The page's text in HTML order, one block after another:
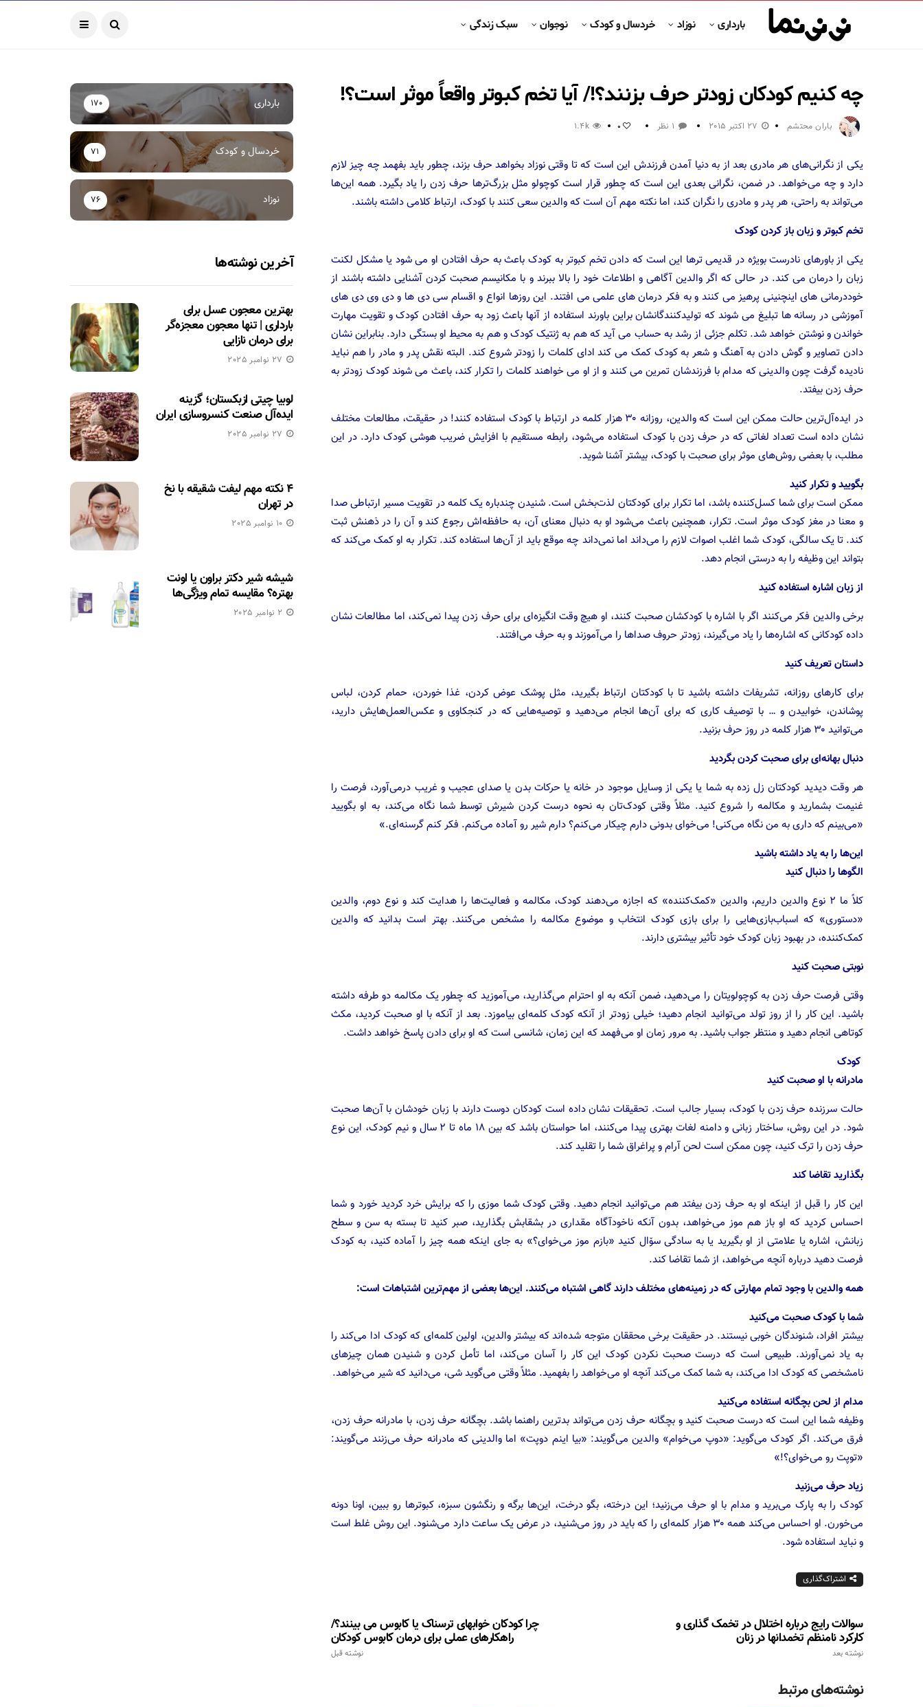
بارداری نوزاد خردسال و کودک نوجوان سبک زندگی
چه کنیم کودکان زودتر حرف بزنند؟!/ آیا تخم کبوتر واقعاً موثر است؟!
باران محتشم 27 اکتبر 2015 1 نظر 0
1.4k
یکی از نگرانی‌های هر مادری بعد از به دنیا آمدن فرزندش این است که تا وقتی نوزاد بخواهد حرف بزند، چطور باید بفهمد چه چیز لازم
دارد و چه می‌خواهد. در ضمن، نگرانی بعدی این است که چطور قرار است کوچولو مثل بزرگ‌ترها حرف زدن را یاد بگیرد. همه این‌ها
می‌تواند به راحتی، هر پدر و مادری را نگران کند، اما نکته مهم آن است که والدین سعی کنند با کودک، ارتباط کلامی داشته باشند.
تخم کبوتر و زبان باز کردن کودک
یکی از باورهای نادرست بویژه در قدیمی ترها این است که دادن تخم کبوتر به کودک باعث به حرف افتادن او می شود یا مشکل لکنت
زبان را درمان می کند. در حالی که اگر والدین آگاهی و اطلاعات خود را بالا ببرند و با مکانیسم صحبت کردن آشنایی داشته باشند از
خوددرمانی های اینچنینی پرهیز می کنند و به فکر درمان های علمی می افتند. این روزها انواع و اقسام سی دی ها و دی وی دی های
آموزشی در رسانه ها تبلیغ می شوند که تولیدکنندگانشان براین باورند استفاده از آنها باعث زود به حرف افتادن کودک و تقویت مهارت
خواندن و نوشتن خواهد شد. تکلم جزئی از رشد به حساب می آید که هم به ژنتیک کودک و هم به محیط او بستگی دارد. بنابراین نشان
دادن تصاویر و گوش دادن به آهنگ و شعر به کودک کمک می کند ادای کلمات را زودتر شروع کند. البته نقش پدر و مادر را هم نباید
نادیده گرفت چون والدینی که مدام با فرزندشان تمرین می کنند و از او می خواهند کلمات را تکرار کند، باعث می شوند کودک زودتر به
حرف زدن بیفتد.
در ایده‌آل‌ترین حالت ممکن این است که والدین، روزانه ۳۰ هزار کلمه در ارتباط با کودک استفاده کنند! در حقیقت، مطالعات مختلف
نشان داده است تعداد لغاتی که در حرف زدن با کودک استفاده می‌شود، رابطه مستقیم با افزایش ضریب هوشی کودک دارد. در این
مطلب، با بعضی روش‌های موثر برای صحبت با کودک، بیشتر آشنا شوید.
بگویید و تکرار کنید
ممکن است برای شما کسل‌کننده باشد، اما تکرار برای کودکتان لذت‌بخش است. شنیدن چندباره یک کلمه در تقویت مسیر ارتباطی صدا
و معنا در مغز کودک موثر است. تکرار، همچنین باعث می‌شود او به دنبال معنای آن، به حافظه‌اش رجوع کند و آن را در ذهنش ثبت
کند. تا یک سالگی، کودک شما اغلب اصوات لازم را می‌داند اما نمی‌داند چه موقع باید از آن‌ها استفاده کند. تکرار به او کمک می‌کند که
بتواند این وظیفه را به درستی انجام دهد.
از زبان اشاره استفاده کنید
برخی والدین فکر می‌کنند اگر با اشاره با کودکشان صحبت کنند، او هیچ وقت انگیزه‌ای برای حرف زدن پیدا نمی‌کند، اما مطالعات نشان
داده کودکانی که اشاره‌ها را یاد می‌گیرند، زودتر حروف صداها را می‌آموزند و به حرف می‌افتند.
داستان تعریف کنید
برای کارهای روزانه، تشریفات داشته باشید تا با کودکتان ارتباط بگیرید، مثل پوشک عوض کردن، غذا خوردن، حمام کردن، لباس
پوشاندن، خوابیدن و … با توصیف کاری که برای آن‌ها انجام می‌دهید و توصیه‌هایی که در کنجکاوی و عکس‌العمل‌هایش دارید،
می‌توانید ۳۰ هزار کلمه در روز حرف بزنید.
دنبال بهانه‌ای برای صحبت کردن بگردید
هر وقت دیدید کودکتان زل زده به شما یا یکی از وسایل موجود در خانه یا حرکات بدن یا صدای عجیب و غریب درمی‌آورد، فرصت را
غنیمت بشمارید و مکالمه را شروع کنید. مثلاً وقتی کودک‌تان به نحوه درست کردن شیرش توسط شما نگاه می‌کند، به او بگویید
«می‌بینم که داری به من نگاه می‌کنی! می‌خوای بدونی دارم چیکار می‌کنم؟ دارم شیر رو آماده می‌کنم. فکر کنم گرسنه‌ای.»
این‌ها را به یاد داشته باشید
الگوها را دنبال کنید
کلاً ما ۲ نوع والدین داریم، والدین «کمک‌کننده» که اجازه می‌دهند کودک، مکالمه و فعالیت‌ها را هدایت کند و نوع دوم، والدین
«دستوری» که اسباب‌بازی‌هایی را برای بازی کودک انتخاب و موضوع مکالمه را مشخص می‌کنند. بهتر است بدانید که والدین
کمک‌کننده، در بهبود زبان کودک خود تأثیر بیشتری دارند.
نوبتی صحبت کنید
وقتی فرصت حرف زدن به کوچولویتان را می‌دهید، ضمن آنکه به او احترام می‌گذارید، می‌آموزید که چطور یک مکالمه دو طرفه داشته
باشید. این کار را از روز تولد می‌توانید انجام دهید؛ خیلی زودتر از آنکه کودک کلمه‌ای بیاموزد. بعد از آنکه با او صحبت کردید، مکث
کوتاهی انجام دهید و منتظر جواب باشید. به مرور زمان او می‌فهمد که این زمان، شانسی است که او برای دادن پاسخ خواهد داشت.
کودک
مادرانه با او صحبت کنید
حالت سرزنده حرف زدن با کودک، بسیار جالب است. تحقیقات نشان داده است کودکان دوست دارند با زبان خودشان با آن‌ها صحبت
شود. در این روش، ساختار زبانی و دامنه لغات بهتری پیدا می‌کنند، اما حواستان باشد که بین ۱۸ ماه تا ۲ سال و نیم کودک، این نوع
حرف زدن را ترک کنید، چون ممکن است لحن آرام و پراغراق شما را تقلید کند.
بگذارید تقاضا کند
این کار را قبل از اینکه او به حرف زدن بیفتد هم می‌توانید انجام دهید. وقتی کودک شما موزی را که برایش خرد کردید خورد و شما
احساس کردید که او باز هم موز می‌خواهد، بدون آنکه ناخودآگاه مقداری در بشقابش بگذارید، صبر کنید تا بسته به سن و سطح
زبانش، اشاره یا علامتی از او بگیرید یا به سادگی سۆال کنید «بازم موز می‌خوای؟» به جای اینکه همه چیز را آماده کنید، به کودک
فرصت دهید درباره آنچه می‌خواهد، از شما تقاضا کند.
همه والدین با وجود تمام مهارتی که در زمینه‌های مختلف دارند گاهی اشتباه می‌کنند. این‌ها بعضی از مهم‌ترین اشتباهات است:
شما با کودک صحبت می‌کنید
بیشتر افراد، شنوندگان خوبی نیستند. در حقیقت برخی محققان متوجه شده‌اند که بیشتر والدین، اولین کلمه‌ای که کودک ادا می‌کند را
به یاد نمی‌آورند. طبیعی است که درست صحبت نکردن کودک این کار را آسان می‌کند، اما تأمل کردن و شنیدن همان چیزهای
نامشخصی که کودک ادا می‌کند، به شما کمک می‌کند آنچه او می‌خواهد را بفهمید. مثلاً وقتی می‌گوید شی، می‌دانید که شیر می‌خواهد.
مدام از لحن بچگانه استفاده می‌کنید
وظیفه شما این است که درست صحبت کنید و بچگانه حرف زدن می‌تواند بدترین راهنما باشد. بچگانه حرف زدن، با مادرانه حرف زدن،
فرق می‌کند. اگر کودک می‌گوید: «دوپ می‌خوام» والدین می‌گویند:‌ «بیا اینم دوپت» اما والدینی که مادرانه حرف می‌زنند می‌گویند:
«توپت رو می‌خوای؟!»
زیاد حرف می‌زنید
کودک را به پارک می‌برید و مدام با او حرف می‌زنید؛ این درخته، بگو درخت، این‌ها برگه و رنگشون سبزه، کبوترها رو ببین، اونا دونه
می‌خورن. او احساس می‌کند همه ۳۰ هزار کلمه‌ای را که باید در روز می‌شنید، در عرض یک ساعت دارد می‌شنود. این روش غلط است
و نباید استفاده شود.
اشتراک‌گذاری
چرا کودکان خوابهای ترسناک یا کابوس می بینند؟/
راهکارهای عملی برای درمان کابوس کودکان
نوشته قبل
سوالات رایج درباره اختلال در تخمک گذاری و
کارکرد نامنظم تخمدانها در زنان
نوشته بعد
نوشته‌های مرتبط
بارداری 170
خردسال و کودک 71
نوزاد 76
آخرین نوشته‌ها
بهترین معجون عسل برای
بارداری | تنها معجون معجزه‌گر
برای درمان نازایی
27 نوامبر 2025
لوبیا چیتی ازبکستان؛ گزینه
ایده‌آل صنعت کنسروسازی ایران
27 نوامبر 2025
۴ نکته مهم لیفت شقیقه با نخ
در تهران
10 نوامبر 2025
شیشه شیر دکتر براون یا اونت
بهتره؟ مقایسه تمام ویژگی‌ها
2 نوامبر 2025